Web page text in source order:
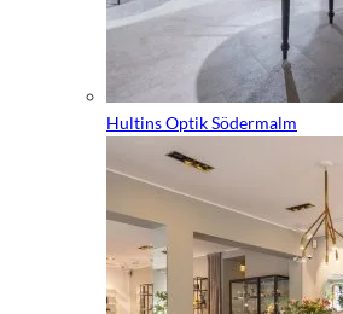
Hultins Optik Södermalm